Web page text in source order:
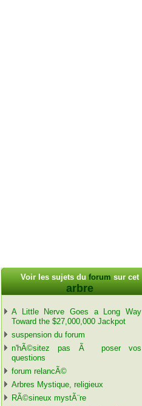
Voir les sujets du forum sur cet
arbre
A Little Nerve Goes a Long Way
Toward the $27,000,000 Jackpot
suspension du forum
n'hÃ©sitez pas Ã poser vos
questions
forum relancÃ©
Arbres Mystique, religieux
RÃ©sineux mystÃ¨re